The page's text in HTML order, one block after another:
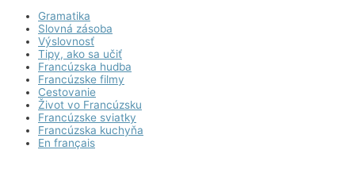
Gramatika
Slovná zásoba
Výslovnosť
Tipy, ako sa učiť
Francúzska hudba
Francúzske filmy
Cestovanie
Život vo Francúzsku
Francúzske sviatky
Francúzska kuchyňa
En français